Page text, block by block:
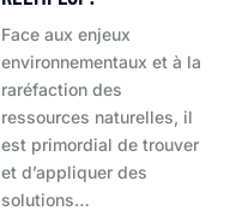
Face aux enjeux
environnementaux et à la
raréfaction des
ressources naturelles, il
est primordial de trouver
et d’appliquer des
solutions…